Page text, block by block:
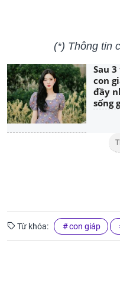
(*) Thông tin
Sau
con
đầy
sống
Từ khóa: con giáp